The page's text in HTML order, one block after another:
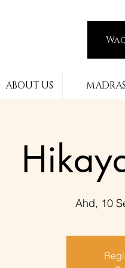
ABOUT US
Ahd, 10